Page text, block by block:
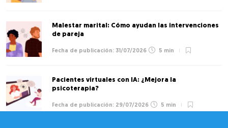
Malestar marital: Cómo ayudan las intervenciones
de pareja
31/07/2026 5 min
Pacientes virtuales con IA: ¿Mejora la
psicoterapia?
29/07/2026 5 min